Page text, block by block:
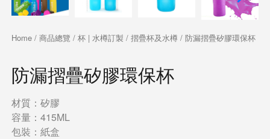
Home/ 商品總覽 / 杯 | 水樽訂製 / 摺疊杯及水樽/ 防漏摺疊矽膠環保杯
防漏摺疊矽膠環保杯
材質：矽膠
容量：415ML
包裝：紙盒